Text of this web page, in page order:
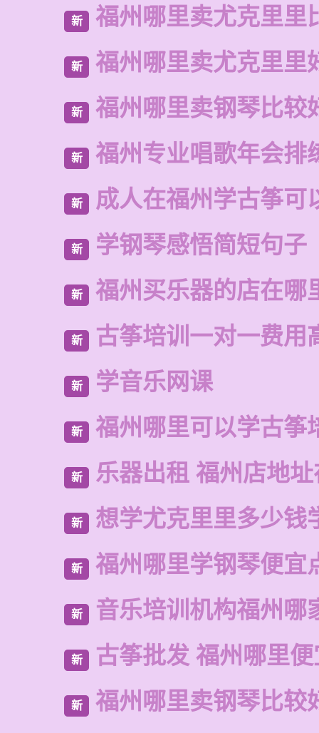
新 福州哪里卖尤克里里
新 福州哪里卖尤克里里
新 福州哪里卖钢琴比较
新 福州专业唱歌年会排
新 成人在福州学古筝可
新 学钢琴感悟简短句子
新 福州买乐器的店在哪
新 古筝培训一对一费用
新 学音乐网课
新 福州哪里可以学古筝
新 乐器出租 福州店地
新 想学尤克里里多少钱
新 福州哪里学钢琴便宜
新 音乐培训机构福州哪
新 古筝批发 福州哪里
新 福州哪里卖钢琴比较